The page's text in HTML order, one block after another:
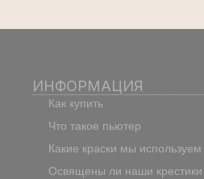
ИНФОРМАЦИЯ
Как купить
Что такое пьютер
Какие краски мы используем
Освящены ли наши крестики